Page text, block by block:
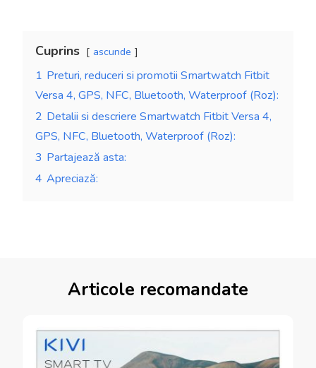
Cuprins ascunde
1 Preturi, reduceri si promotii Smartwatch Fitbit
Versa 4, GPS, NFC, Bluetooth, Waterproof (Roz):
2 Detalii si descriere Smartwatch Fitbit Versa 4,
GPS, NFC, Bluetooth, Waterproof (Roz):
3 Partajează asta:
4 Apreciază:
Articole recomandate